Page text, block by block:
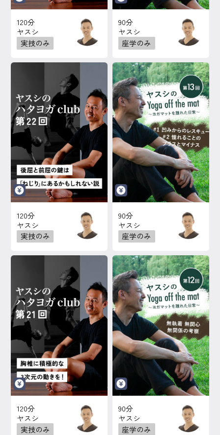
120分
ヤスシ
実技のみ
90分
ヤスシ
座学のみ
120分
ヤスシ
実技のみ
90分
ヤスシ
座学のみ
120分
ヤスシ
実技のみ
90分
ヤスシ
座学のみ